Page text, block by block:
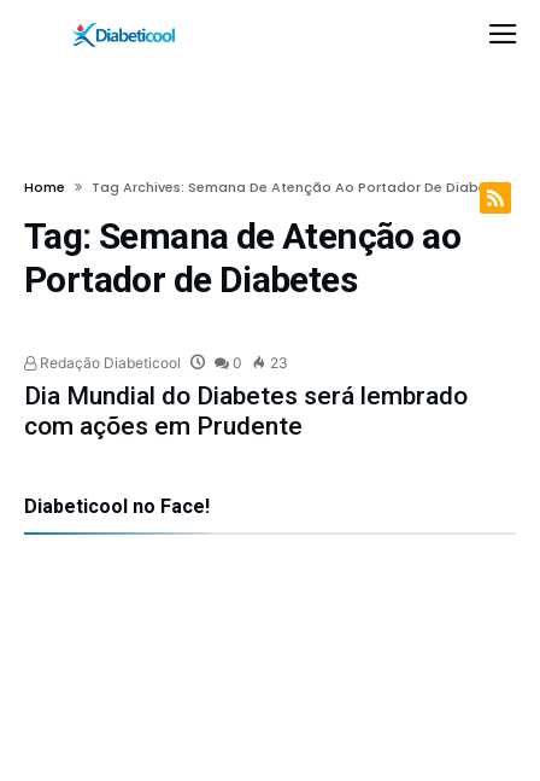
Home Tag Archives: Semana De Atenção Ao Portador De Diabetes
Tag: Semana de Atenção ao
Portador de Diabetes
Redação Diabeticool 0 23
Dia Mundial do Diabetes será lembrado
com ações em Prudente
Diabeticool no Face!